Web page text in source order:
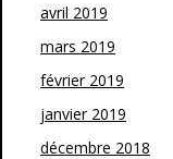
avril 2019
mars 2019
février 2019
janvier 2019
décembre 2018